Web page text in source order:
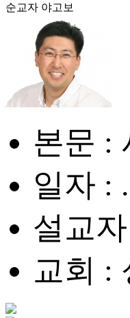
순교자 야고보
본문 :
일자 :
설교
교회 :